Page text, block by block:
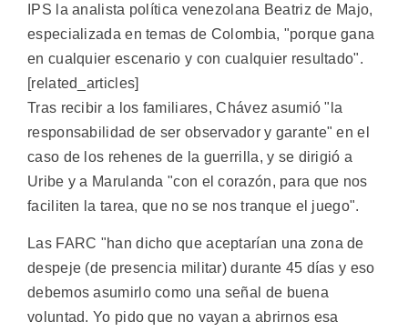
IPS la analista política venezolana Beatriz de Majo,
especializada en temas de Colombia, "porque gana
en cualquier escenario y con cualquier resultado".
[related_articles]
Tras recibir a los familiares, Chávez asumió "la
responsabilidad de ser observador y garante" en el
caso de los rehenes de la guerrilla, y se dirigió a
Uribe y a Marulanda "con el corazón, para que nos
faciliten la tarea, que no se nos tranque el juego".
Las FARC "han dicho que aceptarían una zona de
despeje (de presencia militar) durante 45 días y eso
debemos asumirlo como una señal de buena
voluntad. Yo pido que no vayan a abrirnos esa